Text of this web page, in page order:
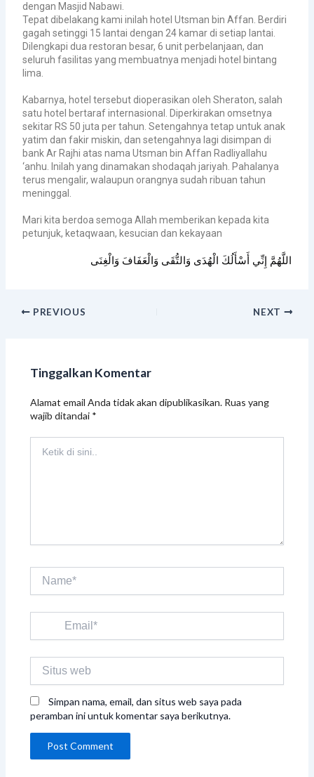
dengan Masjid Nabawi.
Tepat dibelakang kami inilah hotel Utsman bin Affan. Berdiri
gagah setinggi 15 lantai dengan 24 kamar di setiap lantai.
Dilengkapi dua restoran besar, 6 unit perbelanjaan, dan
seluruh fasilitas yang membuatnya menjadi hotel bintang
lima.
Kabarnya, hotel tersebut dioperasikan oleh Sheraton, salah
satu hotel bertaraf internasional. Diperkirakan omsetnya
sekitar RS 50 juta per tahun. Setengahnya tetap untuk anak
yatim dan fakir miskin, dan setengahnya lagi disimpan di
bank Ar Rajhi atas nama Utsman bin Affan Radliyallahu
‘anhu. Inilah yang dinamakan shodaqah jariyah. Pahalanya
terus mengalir, walaupun orangnya sudah ribuan tahun
meninggal.
Mari kita berdoa semoga Allah memberikan kepada kita
petunjuk, ketaqwaan, kesucian dan kekayaan
اللَّهُمَّ إِنِّي أَسْأَلُكَ الْهُدَى وَالتُّقَى وَالْعَفَافَ وَالْغِنَى
PREVIOUS NEXT
Tinggalkan Komentar
Alamat email Anda tidak akan dipublikasikan. Ruas yang
wajib ditandai *
web
Simpan nama, email, dan situs web saya pada
peramban ini untuk komentar saya berikutnya.